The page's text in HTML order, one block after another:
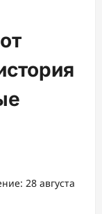
28 августа